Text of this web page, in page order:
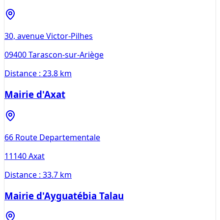
30, avenue Victor-Pilhes
09400Tarascon-sur-Ariège
Distance : 23.8 km
Mairie d'Axat
66 Route Departementale
11140Axat
Distance : 33.7 km
Mairie d'Ayguatébia Talau